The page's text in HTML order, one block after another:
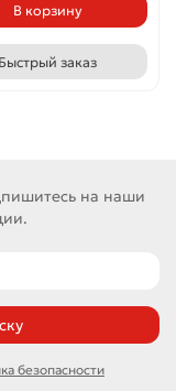
В корзину
Быстрый заказ
на наши
безопасности